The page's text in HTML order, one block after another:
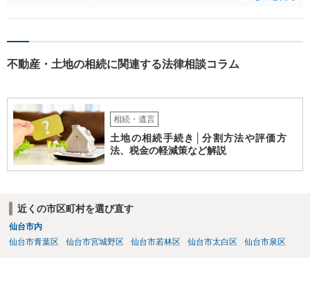
不動産・土地の相続に関連する法律相談コラム
相続・遺言
土地の相続手続き│分割方法や評価方
法、税金の軽減策など解説
近くの市区町村を選び直す
仙台市内
仙台市青葉区
仙台市宮城野区 仙台市若林区 仙台市太白区 仙台市泉区